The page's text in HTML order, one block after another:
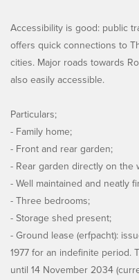
Accessibility is good: public
offers quick connections to
cities. Major roads towards
also easily accessible.
Particulars;
- Family home;
- Front and rear garden;
- Rear garden directly on the
- Well maintained and neatly
- Three bedrooms;
- Storage shed present;
- Ground lease (erfpacht):
1977 for an indefinite period.
until 14 November 2034